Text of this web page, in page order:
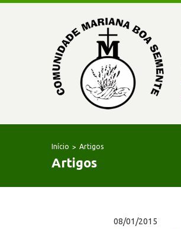
Início Artigos
Artigos
08/01/2015